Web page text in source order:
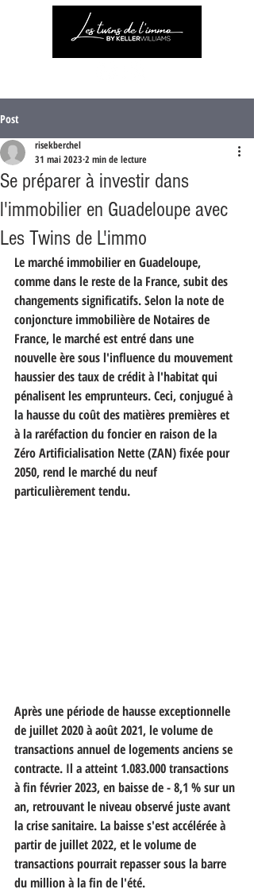
Post
Se préparer à investir dans
l'immobilier en Guadeloupe avec
Les Twins de L'immo
risekberchel
31 mai 2023 2 min de lecture
Le marché immobilier en Guadeloupe,
comme dans le reste de la France, subit des
changements significatifs. Selon la note de
conjoncture immobilière de Notaires de
France, le marché est entré dans une
nouvelle ère sous l'influence du mouvement
haussier des taux de crédit à l'habitat qui
pénalisent les emprunteurs. Ceci, conjugué à
la hausse du coût des matières premières et
à la raréfaction du foncier en raison de la
Zéro Artificialisation Nette (ZAN) fixée pour
2050, rend le marché du neuf
particulièrement tendu.
Après une période de hausse exceptionnelle
de juillet 2020 à août 2021, le volume de
transactions annuel de logements anciens se
contracte. Il a atteint 1.083.000 transactions
à fin février 2023, en baisse de - 8,1 % sur un
an, retrouvant le niveau observé juste avant
la crise sanitaire. La baisse s'est accélérée à
partir de juillet 2022, et le volume de
transactions pourrait repasser sous la barre
du million à la fin de l'été.